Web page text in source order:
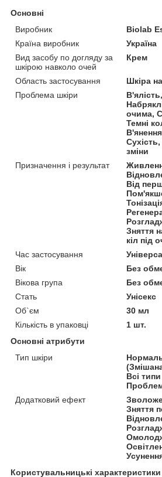
Основні
Виробник
Biolab
Країна виробник
Україна
Вид засобу по догляду за
шкірою навколо очей
Крем
Область застосування
Шкіра
Проблема шкіри
очима,
Темні
зміни
Призначення і результат
Від
Зняття
кіл під
Час застосування
Вік
Без
Вікова група
Без
Стать
Унісекс
Об`єм
30 мл
Кількість в упаковці
1 шт.
Основні атрибути
Тип шкіри
Всі
Додатковий ефект
Зняття
Користувальницькі характеристики